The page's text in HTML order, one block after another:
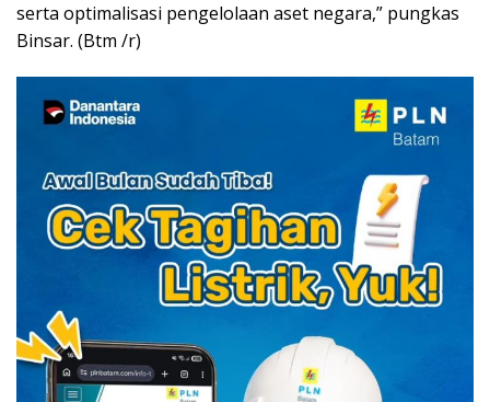
serta optimalisasi pengelolaan aset negara,” pungkas
Binsar. (Btm /r)